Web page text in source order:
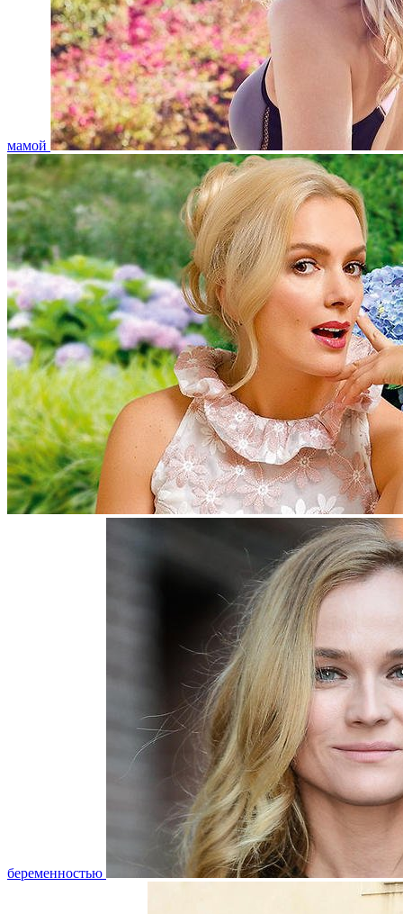
мамой
беременностью